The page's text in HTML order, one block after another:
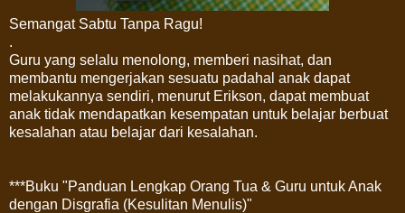
Semangat Sabtu Tanpa Ragu!
.
Guru yang selalu menolong, memberi nasihat, dan
membantu mengerjakan sesuatu padahal anak dapat
melakukannya sendiri, menurut Erikson, dapat membuat
anak tidak mendapatkan kesempatan untuk belajar berbuat
kesalahan atau belajar dari kesalahan.
***Buku "Panduan Lengkap Orang Tua & Guru untuk Anak
dengan Disgrafia (Kesulitan Menulis)"